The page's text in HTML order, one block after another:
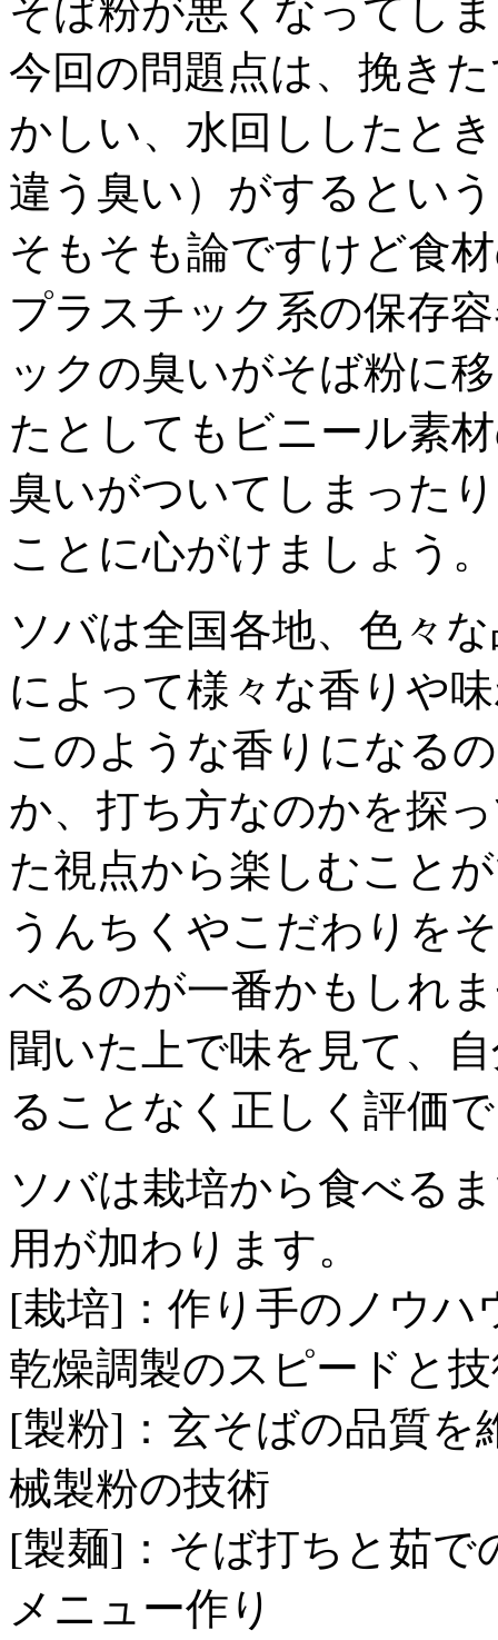
そば粉が悪くなってし
今回の問題点は、挽き
かしい、水回ししたと
違う臭い）がするとい
そもそも論ですけど食
プラスチック系の保存
ックの臭いがそば粉に
たとしてもビニール素
臭いがついてしまった
ことに心がけましょう。
ソバは全国各地、色々
によって様々な香りや
このような香りになる
か、打ち方なのかを探
た視点から楽しむこと
うんちくやこだわりを
べるのが一番かもしれ
聞いた上で味を見て、
ることなく正しく評価
ソバは栽培から食べる
用が加わります。
[栽培]：作り手のノウハ
乾燥調製のスピードと
[製粉]：玄そばの品質を
械製粉の技術
[製麺]：そば打ちと茹で
メニュー作り